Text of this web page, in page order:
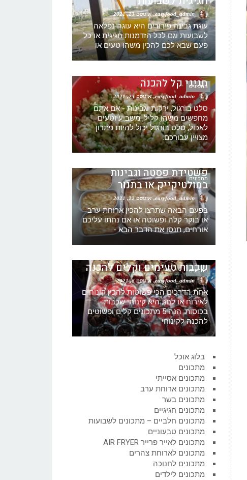
easyfood_admin אוגוסט 23, 2021
עוגת גבינה פירורים היא עוגה נפלאה
לשבועות וגם לכל הזדמנות חגיגית או כל
פעם שבא לכם להכין משהו טעים או
מתכונים
מתכון סלט בורגול עם גבינה
וירקות -טאבולה מתכון – סלט
חגיגי קל להכנה
אוגוסט 23, 2021
סלט בורגול, ירקות וגבינות - אם אתם
מחפשים משהו קליל, משביע וטעים
לאכול, סלט בורגול יכול להיות פתרון
מצויין עבורכם.
מתכונים
מתכון פשטידת גבינה ואטריות
פשטידת פסטה וגבינות
במולטיקייק או בתנור
easyfood_admin אוגוסט 22, 2021
בפעם הבאה שתרצו להכין ארוחת ערב
או בוקר קלה ופשוטה או אם נחתו עליכם
אורחים, תנסו את הדבר הבא -
מתכונים
שכבות טעימים וקלים להכנה
easyfood_admin אוגוסט 6, 2021
אחת הדרכים הכי פשוטות להכין קינוחים
לאירוח או לחג, היא קינוחי שכבות
בכוסות. הנה 5 מתכונים קלים ופשוטים
להכנה לקינוחי
בלוג אוכל
מתכונים
מתכונים אסייתי
מתכונים ארוחת ערב
מתכונים בשר
מתכונים חגיגיים
מתכונים חלביים – מתכונים לשבועות
מתכונים טבעוניים
מתכונים לאייר פרייר AIR FRYER
מתכונים לארוחת צהרים
מתכונים לחנוכה
מתכונים לילדים